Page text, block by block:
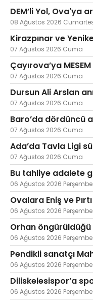
DEM’li Yol, Ova'ya
08 Ağustos 2026
Kirazpınar ve
07 Ağustos 2026 Cuma
Çayırova’ya
07 Ağustos 2026 Cuma
Dursun Ali Arslan
07 Ağustos 2026 Cuma
Baro’da dördüncü
07 Ağustos 2026 Cuma
Ada’da Tavla Ligi
07 Ağustos 2026 Cuma
Bu tahliye adalete
06 Ağustos 2026 Perşembe
Ovalara Eniş ve
06 Ağustos 2026 Perşembe
Orhan
06 Ağustos 2026 Perşembe
Pendikli sanatçı
06 Ağustos 2026 Perşembe
Diliskelesispor’a
06 Ağustos 2026 Perşembe